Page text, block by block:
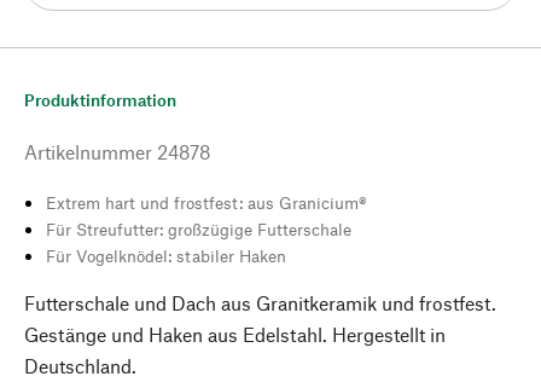
Produktinformation
Artikelnummer 24878
Extrem hart und frostfest: aus Granicium®
Für Streufutter: großzügige Futterschale
Für Vogelknödel: stabiler Haken
Futterschale und Dach aus Granitkeramik und frostfest.
Gestänge und Haken aus Edelstahl. Hergestellt in
Deutschland.